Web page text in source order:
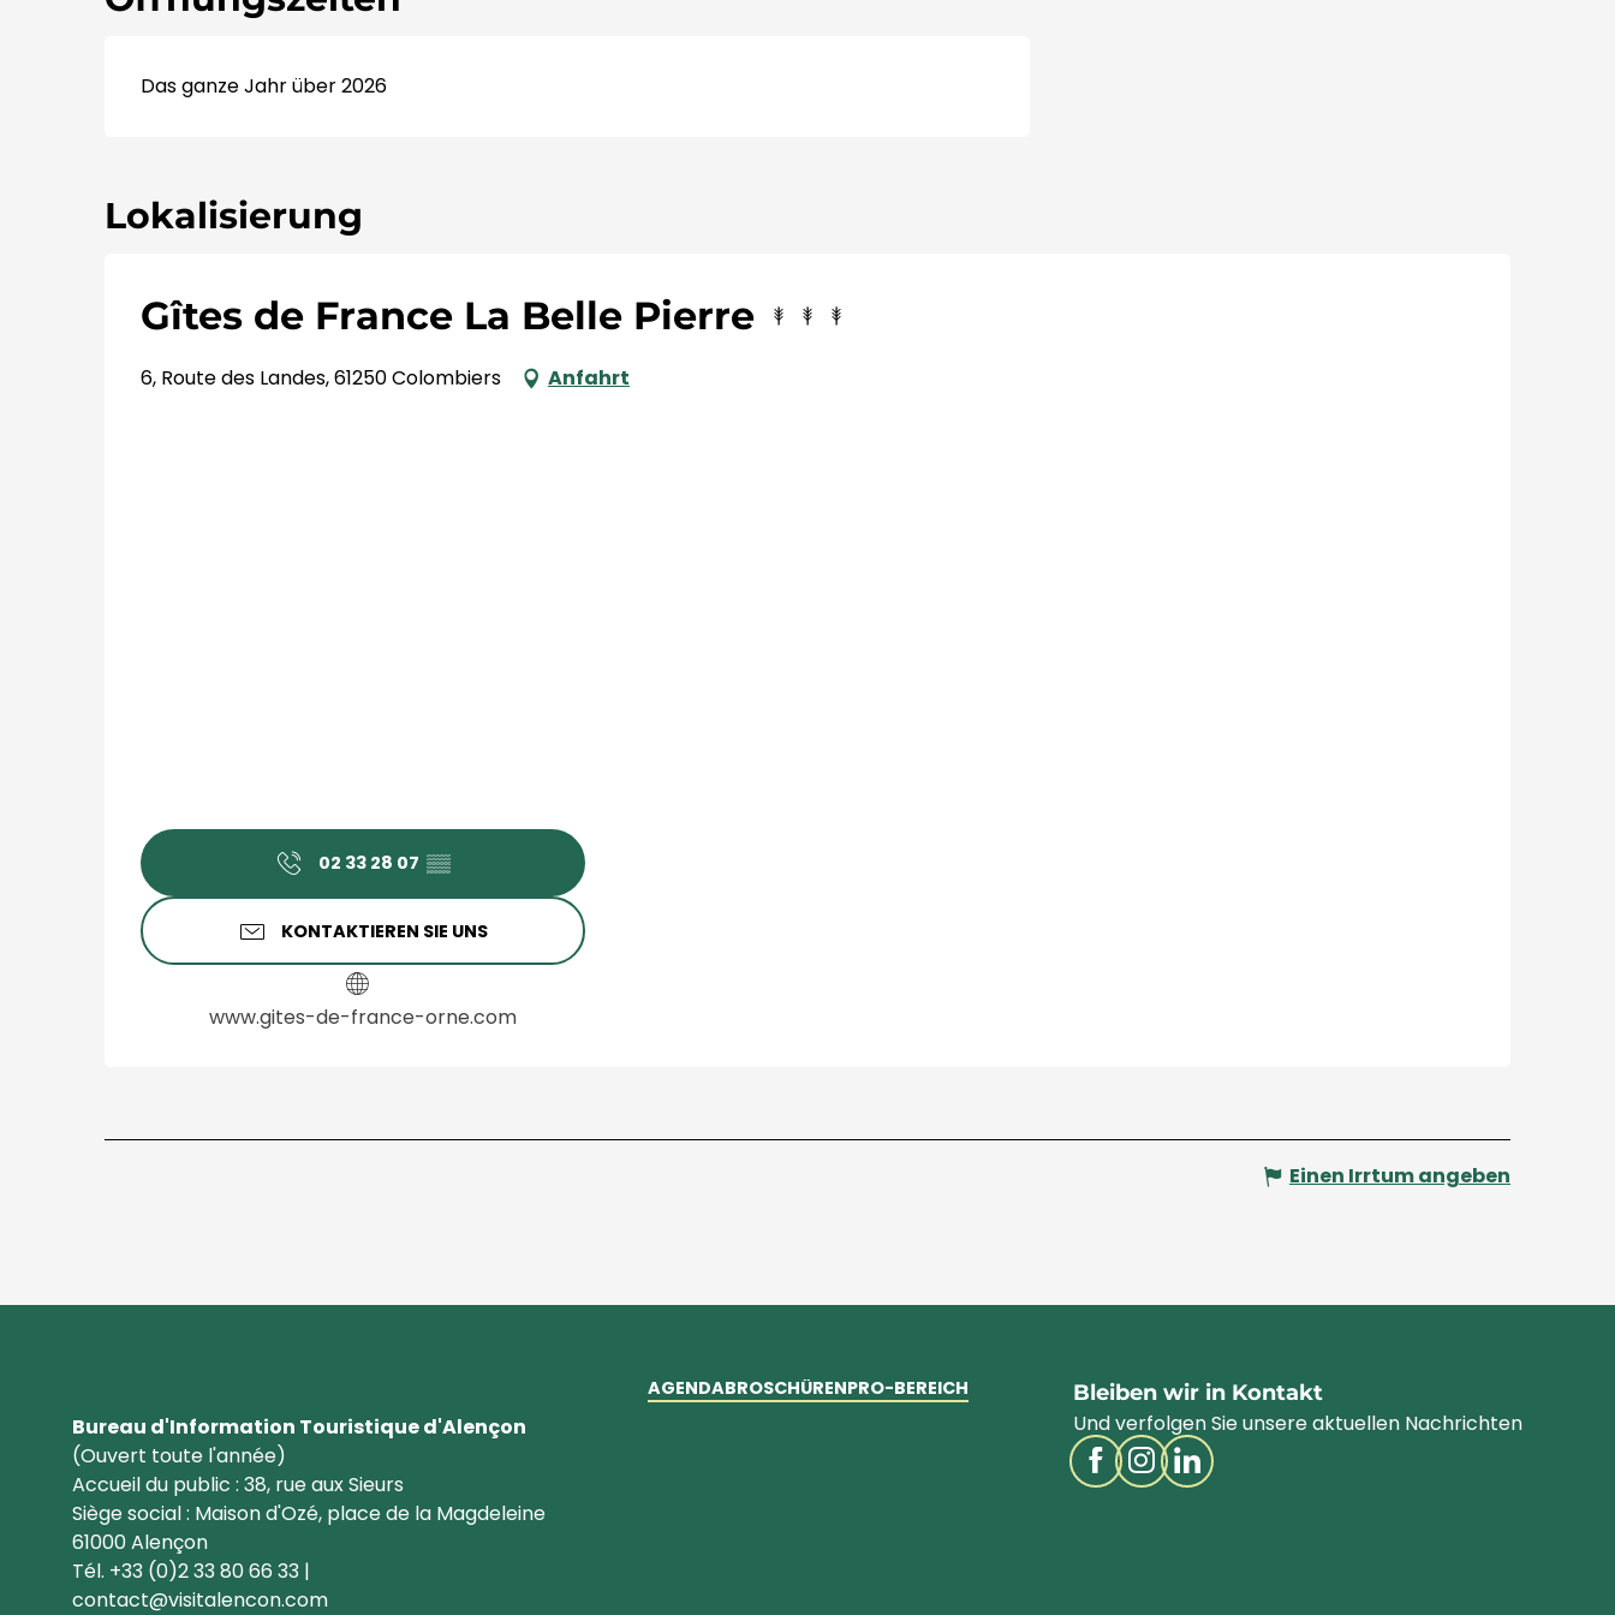
Das ganze Jahr über 2026
Lokalisierung
Gîtes de France La Belle Pierre
6, Route des Landes, 61250 Colombiers Anfahrt
02 33 28 07 ▒▒
KONTAKTIEREN SIE UNS
www.gites-de-france-orne.com
Einen Irrtum angeben
Bureau d'Information Touristique d'Alençon
(Ouvert toute l'année)
Accueil du public : 38, rue aux Sieurs
Siège social : Maison d'Ozé, place de la Magdeleine
61000 Alençon
Tél. +33 (0)2 33 80 66 33 |
contact@visitalencon.com
AGENDABROSCHÜRENPRO-BEREICH Bleiben wir in Kontakt
Und verfolgen Sie unsere aktuellen Nachrichten